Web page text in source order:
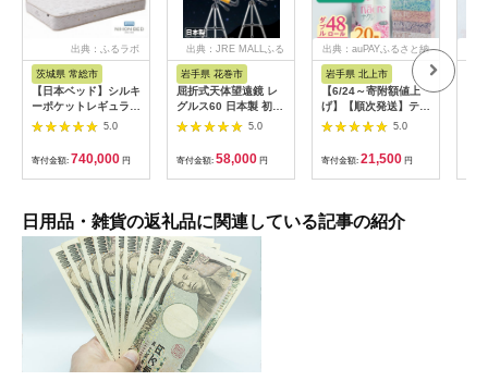
出典：ふるラボ
茨城県 常総市
【日本ベッド】シルキ
ーポケットレギュラー
11334 シングル 日本
ットレギュラー シン
グル 通気性 ロングセ
ラー 放湿性 ※沖縄
5.0
寄付金額: 740,000 円
出典：JRE MALLふる
さと納税
岩手県 花巻市
屈折式天体望遠鏡 レ
グルス60 日本製 初心
者用 スマホ撮影 (カラ
【1835-2】
5.0
寄付金額: 58,000 円
出典：auPAYふるさと納
岩手県 北上市
【6/24～寄附額値上
げ】【順次発送】ティ
ッシュペーパー 20箱
(ダブル) 48個 福祉施
設支援 日用品 常備品
備蓄品 box ちり紙 テ
ィッシュ パルプ
100％ 無香料 1箱
5.0
寄付金額: 21,500 円
日用品・雑貨の返礼品に関連している記事の紹介